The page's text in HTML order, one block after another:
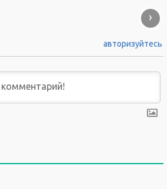
›
авторизуйтесь